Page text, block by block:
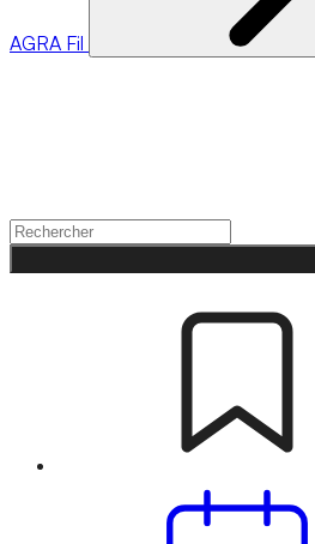
AGRA Fil